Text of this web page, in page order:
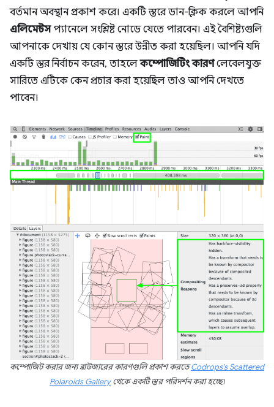
বর্তমান অবস্থান প্রকাশ করে। একটি স্তরে ডান-ক্লিক করলে আপনি
এলিমেন্টসপ্যানেলে সংশ্লিষ্ট নোডে যেতে পারবেন। এই বৈশিষ্ট্যগুলি
আপনাকে দেখায় যে কোন স্তরে উন্নীত করা হয়েছিল। আপনি যদি
একটি স্তর নির্বাচন করেন, তাহলেকম্পোজিটিং কারণলেবেলযুক্ত
সারিতে এটিকে কেন প্রচার করা হয়েছিল তাও আপনি দেখতে
পাবেন।
কম্পোজিট করার জন্য ব্রাউজারের কারণগুলি প্রকাশ করতেCodrops's Scattered
Polaroids Galleryথেকে একটি স্তর পরিদর্শন করা হচ্ছে৷